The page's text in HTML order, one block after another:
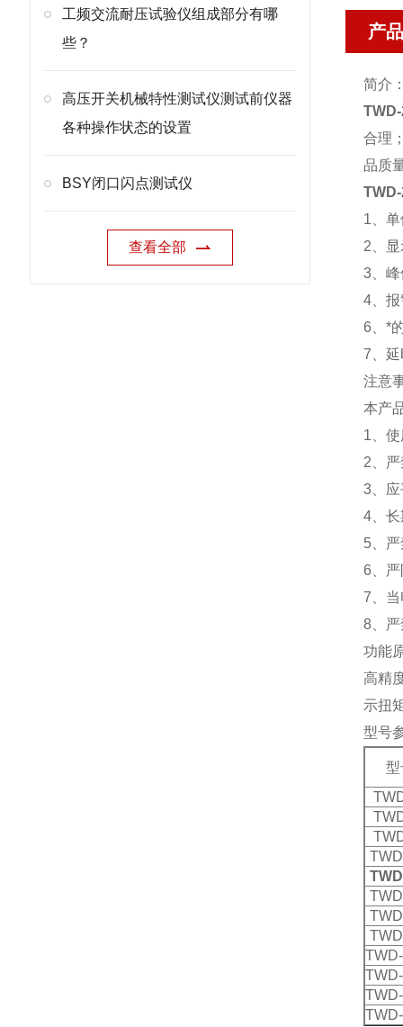
工频交流耐压试验仪组成部分有哪
些？
高压开关机械特性测试仪测试前仪器
各种操作状态的设置
BSY闭口闪点测试仪
查看全部
产
简介
合理
品质
1、
2、
3、
4、
6、*
7、
注意
本产
1、
2、
3、
4、
5、
6、
7、
8、
功能
高精
示扭
型号
型